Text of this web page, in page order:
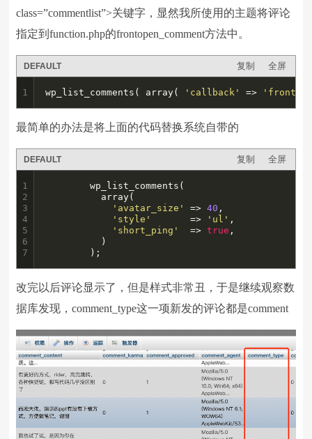
class=”commentlist”>关键字，显然我所使用的主题将评论
指定到function.php的frontopen_comment方法中。
DEFAULT 复制 全屏
1 wp_list_comments( array( 'callback' =>
最简单的办法是将上面的代码替换系统自带的
DEFAULT 复制 全屏
1
2
3
4
5
6
7
        wp_list_comments(
          array(
'avatar_size'
=> 40 ,
'style'
       =>
'ul' ,
'short_ping'
  =>
true ,
          )
        );
改完以后评论显示了，但是样式非常丑，于是继续观察数
据库发现，comment_type这一项新发的评论都是comment